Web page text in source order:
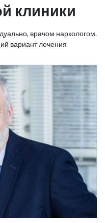
клиники
врачом наркологом.
вариант лечения